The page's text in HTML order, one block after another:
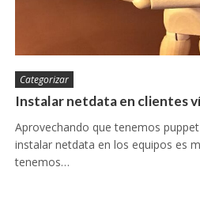
Categorizar
Instalar netdata en clientes
Aprovechando que tenemos
instalar netdata en los equipos es
tenemos…